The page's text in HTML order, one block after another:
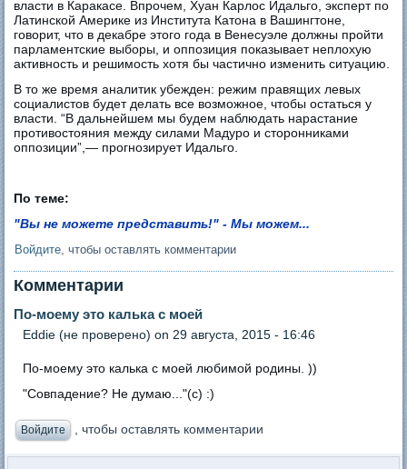
власти в Каракасе. Впрочем, Хуан Карлос Идальго, эксперт по
Латинской Америке из Института Катона в Вашингтоне,
говорит, что в декабре этого года в Венесуэле должны пройти
парламентские выборы, и оппозиция показывает неплохую
активность и решимость хотя бы частично изменить ситуацию.
В то же время аналитик убежден: режим правящих левых
социалистов будет делать все возможное, чтобы остаться у
власти. “В дальнейшем мы будем наблюдать нарастание
противостояния между силами Мадуро и сторонниками
оппозиции”,— прогнозирует Идальго.
По теме:
"Вы не можете представить!" - Мы можем...
Войдите , чтобы оставлять комментарии
Комментарии
По-моему это калька с моей
Eddie (не проверено) on 29 августа, 2015 - 16:46
По-моему это калька с моей любимой родины. ))
"Совпадение? Не думаю..."(с) :)
Войдите , чтобы оставлять комментарии